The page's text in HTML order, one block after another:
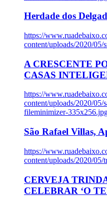
Herdade dos
https://
content/uploads/2020/05/
A CRESCENTE
CASAS
https://
content/uploads/2020/
fileminimizer-
São Rafael Villas,
https://
content/uploads/2020/
CERVEJA
CELEBRAR ‘O